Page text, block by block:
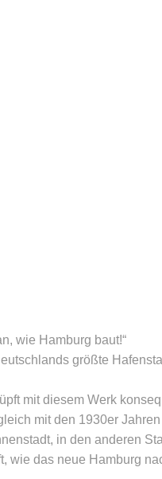
wie Hamburg baut!“
größte
mit diesem Werk
mit den 1930er
in den anderen
wie das neue Hamburg